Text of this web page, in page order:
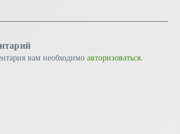
вам необходимо авторизоваться.